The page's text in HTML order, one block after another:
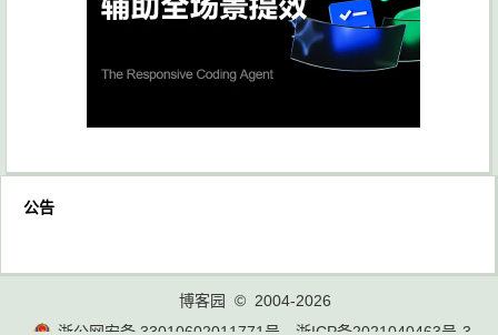
公告
博客园
© 2004-2026